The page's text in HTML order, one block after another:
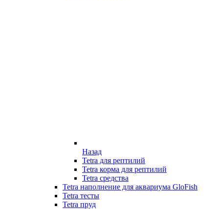
Назад
Tetra для рептилий
Tetra корма для рептилий
Tetra средства
Tetra наполнение для аквариума GloFish
Tetra тесты
Tetra пруд